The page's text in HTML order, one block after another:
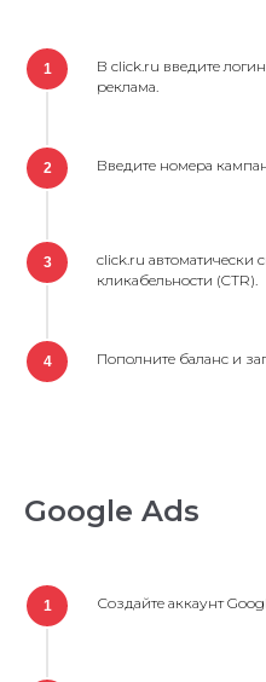
1
В click.ru введите
реклама.
2 Введите номера
3
click.ru автоматически
кликабельности (CTR).
4 Пополните баланс и
Google Ads
1 Создайте аккаунт